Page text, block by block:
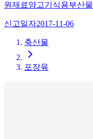
원재료양고기식용부산물
신고일자2017-11-06
축산물
포장육